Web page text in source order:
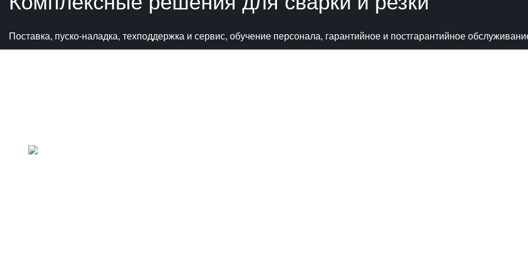
Поставка, пуско-наладка, техподдержка и сервис, обучение персонала, гарантийное и постгарантийное